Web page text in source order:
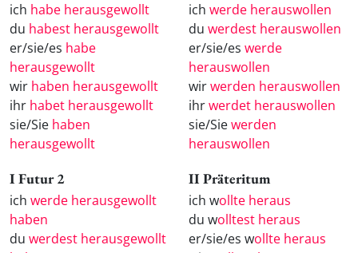
ich habe herausgewollt
du habest herausgewollt
er/sie/es habe
herausgewollt
wir haben herausgewollt
ihr habet herausgewollt
sie/Sie haben
herausgewollt
ich werde herauswollen
du werdest herauswollen
er/sie/es werde
herauswollen
wirwerden herauswollen
ihrwerdet herauswollen
sie/Siewerden
herauswollen
I Futur 2
ich werde herausgewollt
haben
du werdest herausgewollt
II Präteritum
ich wollte heraus
du wolltest heraus
er/sie/es wollte heraus